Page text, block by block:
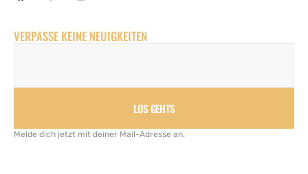
VERPASSE KEINE NEUIGKEITEN
LOS GEHTS
Melde dich jetzt mit deiner Mail-Adresse an.